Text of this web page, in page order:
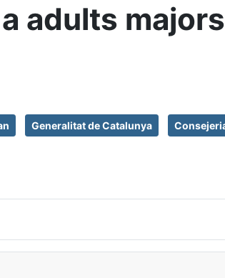
adults majors
Generalitat de Catalunya